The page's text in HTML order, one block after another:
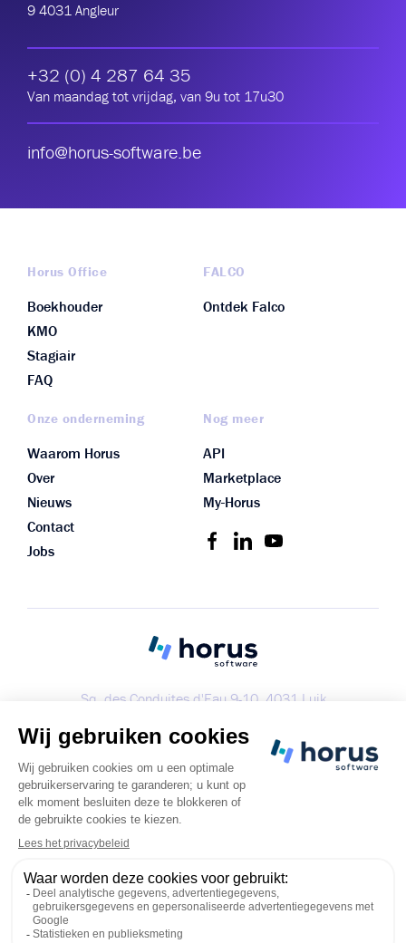
9 4031 Angleur
+32 (0) 4 287 64 35
Van maandag tot vrijdag, van 9u tot 17u30
info@horus-software.be
Horus Office
Boekhouder
KMO
Stagiair
FAQ
FALCO
Ontdek Falco
Onze onderneming
Waarom Horus
Over
Nieuws
Contact
Jobs
Nog meer
API
Marketplace
My-Horus
Sq. des Conduites d'Eau 9-10, 4031 Luik
info@horus-software.be
Boek een demo
Copyright 2023 - Alle rechten voorbehouden
Privacybeleid
Servicevoorwaarden